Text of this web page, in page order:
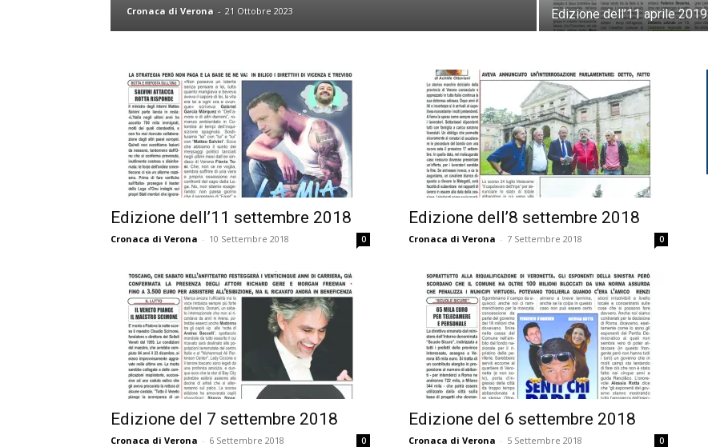
Cronaca di Verona - 21 Ottobre 2023 Edizione dell’11 aprile 2019
Edizione dell’11 settembre 2018
Cronaca di Verona - 10 Settembre 2018 0
Edizione dell’8 settembre 2018
Cronaca di Verona - 7 Settembre 2018 0
Edizione del 7 settembre 2018
Cronaca di Verona - 6 Settembre 2018 0
Edizione del 6 settembre 2018
Cronaca di Verona - 5 Settembre 2018 0